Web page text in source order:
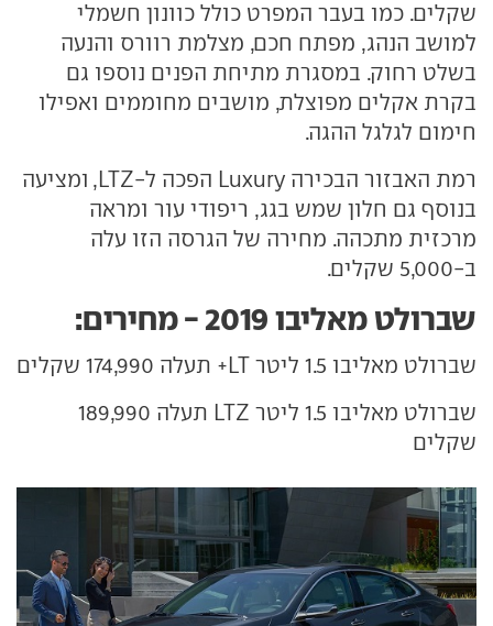
שקלים. כמו בעבר המפרט כולל כוונון חשמלי
למושב הנהג, מפתח חכם, מצלמת רוורס והנעה
בשלט רחוק. במסגרת מתיחת הפנים נוספו גם
בקרת אקלים מפוצלת, מושבים מחוממים ואפילו
חימום לגלגל ההגה.
רמת האבזור הבכירה Luxury הפכה ל-LTZ, ומציעה
בנוסף גם חלון שמש בגג, ריפודי עור ומראה
מרכזית מתכהה. מחירה של הגרסה הזו עלה
ב-5,000 שקלים.
שברולט מאליבו 2019 - מחירים:
שברולט מאליבו 1.5 ליטר LT+ תעלה 174,990 שקלים
שברולט מאליבו 1.5 ליטר LTZ תעלה 189,990
שקלים